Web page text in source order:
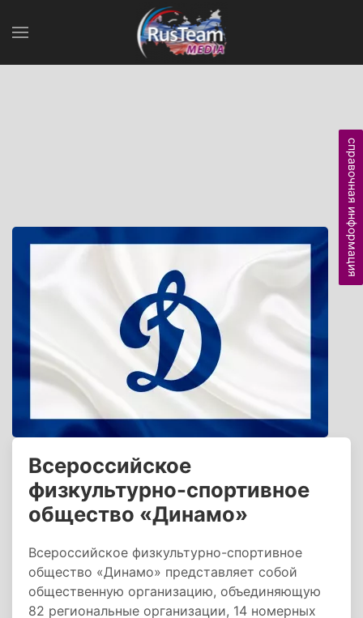
Всероссийское
физкультурно-спортивное
общество «Динамо»
Всероссийское физкультурно-спортивное
общество «Динамо» представляет собой
общественную организацию, объединяющую
82 региональные организации, 14 номерных
справочная информация